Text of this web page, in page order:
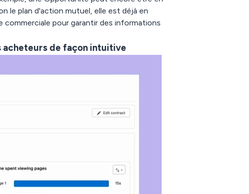
le plan d'action mutuel, elle est déjà en
pour garantir des informations
acheteurs de façon intuitive